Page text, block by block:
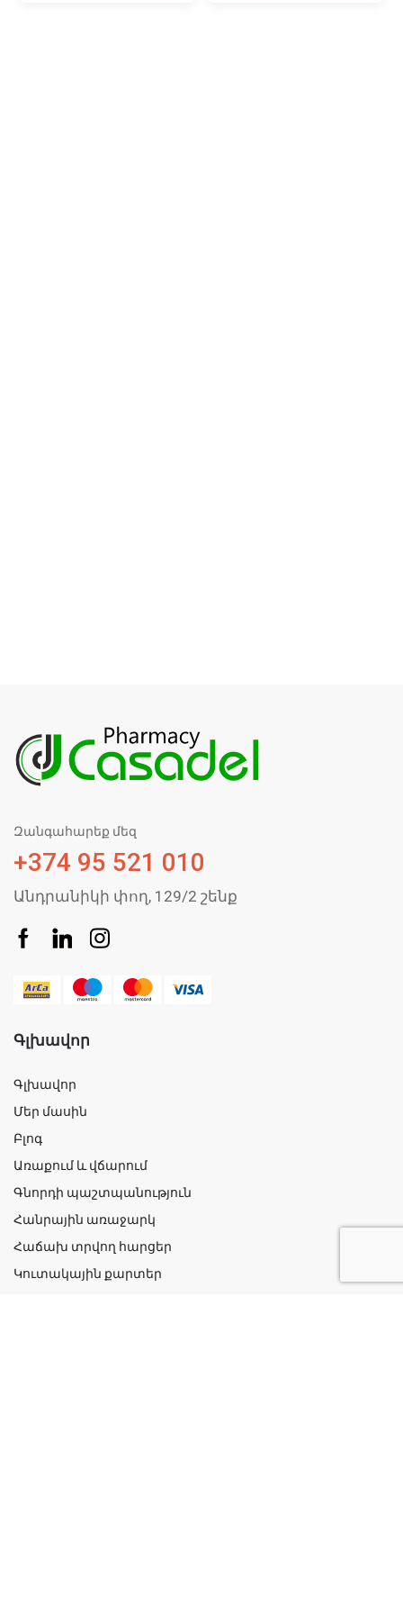
Զանգահարեք մեզ
+374 95 521 010
Անդրանիկի փող, 129/2 շենք
Գլխավոր
Գլխավոր
Մեր մասին
Բլոգ
Առաքում և վճարում
Գնորդի պաշտպանություն
Հանրային առաջարկ
Հաճախ տրվող հարցեր
Կուտակային քարտեր